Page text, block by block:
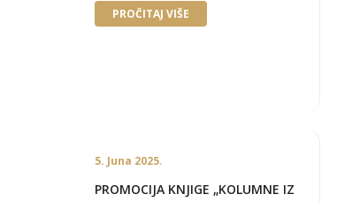
PROČITAJ VIŠE
PROMOCIJA KNJIGE „KOLUMNE IZ
5. Juna 2025.